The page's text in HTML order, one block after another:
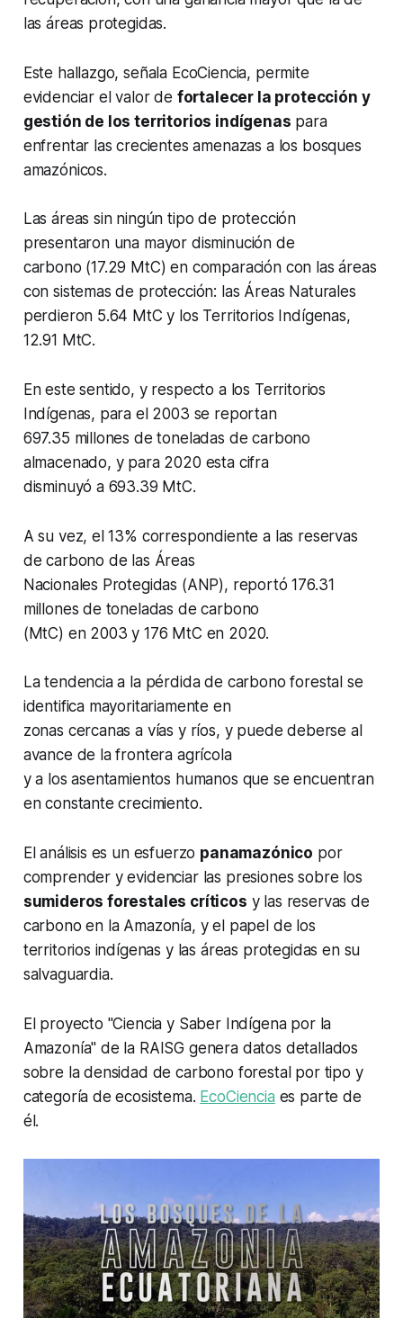
las áreas protegidas.
Este hallazgo, señala EcoCiencia, permite
evidenciar el valor de fortalecer la protección y
gestión de los territorios indígenas para
enfrentar las crecientes amenazas a los bosques
amazónicos.
Las áreas sin ningún tipo de protección
presentaron una mayor disminución de
carbono (17.29 MtC) en comparación con las áreas
con sistemas de protección: las Áreas Naturales
perdieron 5.64 MtC y los Territorios Indígenas,
12.91 MtC.
En este sentido, y respecto a los Territorios
Indígenas, para el 2003 se reportan
697.35 millones de toneladas de carbono
almacenado, y para 2020 esta cifra
disminuyó a 693.39 MtC.
A su vez, el 13% correspondiente a las reservas
de carbono de las Áreas
Nacionales Protegidas (ANP), reportó 176.31
millones de toneladas de carbono
(MtC) en 2003 y 176 MtC en 2020.
La tendencia a la pérdida de carbono forestal se
identifica mayoritariamente en
zonas cercanas a vías y ríos, y puede deberse al
avance de la frontera agrícola
y a los asentamientos humanos que se encuentran
en constante crecimiento.
El análisis es un esfuerzo panamazónico por
comprender y evidenciar las presiones sobre los
sumideros forestales críticos y las reservas de
carbono en la Amazonía, y el papel de los
territorios indígenas y las áreas protegidas en su
salvaguardia.
El proyecto "Ciencia y Saber Indígena por la
Amazonía" de la RAISG genera datos detallados
sobre la densidad de carbono forestal por tipo y
categoría de ecosistema. EcoCiencia es parte de
él.